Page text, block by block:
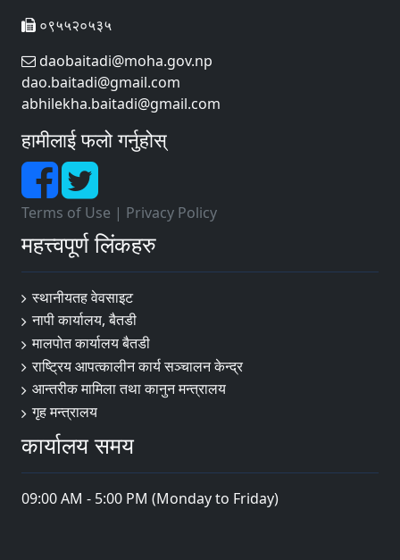
०९५५२०५३५
daobaitadi@moha.gov.np
dao.baitadi@gmail.com
abhilekha.baitadi@gmail.com
हामीलाई फलो गर्नुहोस्
Terms of Use | Privacy Policy
महत्त्वपूर्ण लिंकहरु
स्थानीयतह वेवसाइट
नापी कार्यालय, बैतडी
मालपोत कार्यालय बैतडी
राष्ट्रिय आपत्कालीन कार्य सञ्चालन केन्द्र
आन्तरीक मामिला तथा कानुन मन्त्रालय
गृह मन्त्रालय
कार्यालय समय
09:00 AM - 5:00 PM (Monday to Friday)